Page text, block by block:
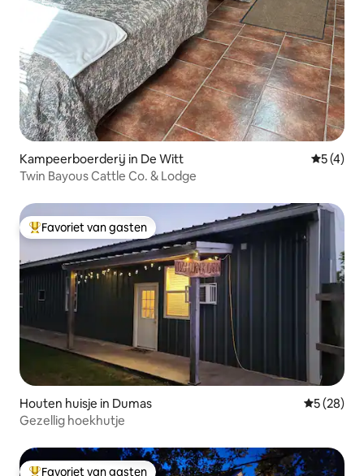
Kampeerboerderij in De Witt
5 (4)
Twin Bayous Cattle Co. & Lodge
Topfavoriet van gasten
Favoriet van gasten
Houten huisje in Dumas
5 (28)
Gezellig hoekhutje
Favoriet van gasten